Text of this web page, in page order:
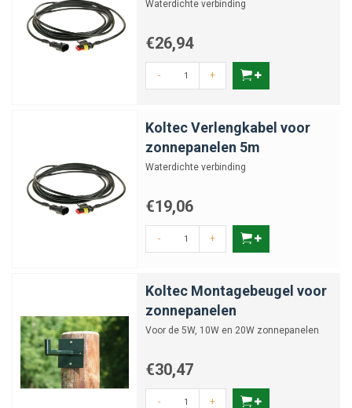
Waterdichte verbinding
€26,94
- +
Koltec Verlengkabel voor
zonnepanelen 5m
Waterdichte verbinding
€19,06
- +
Koltec Montagebeugel voor
zonnepanelen
Voor de 5W, 10W en 20W zonnepanelen
€30,47
- +